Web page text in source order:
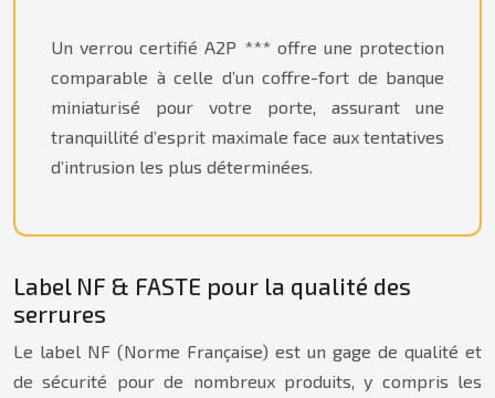
Un verrou certifié A2P *** offre une protection
comparable à celle d’un coffre-fort de banque
miniaturisé pour votre porte, assurant une
tranquillité d’esprit maximale face aux tentatives
d’intrusion les plus déterminées.
Label NF & FASTE pour la qualité des
serrures
Le label NF (Norme Française) est un gage de qualité et
de sécurité pour de nombreux produits, y compris les